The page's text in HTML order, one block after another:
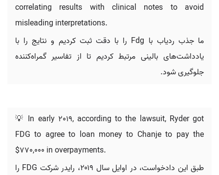
correlating results with clinical notes to avoid
misleading interpretations.
ما جذب ردیاب با Fdg را با دقت ثبت کردیم و نتایج را با
یادداشت‌های بالینی مرتبط کردیم تا از تفاسیر گمراه‌کننده
جلوگیری شود.
💡 In early 2019, according to the lawsuit, Ryder got
FDG to agree to loan money to Chanje to pay the
$770,000 in overpayments.
طبق این دادخواست، در اوایل سال ۲۰۱۹، رایدر شرکت FDG را